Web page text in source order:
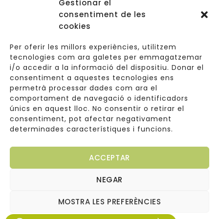
Gestionar el
consentiment de les
cookies
Per oferir les millors experiències, utilitzem
tecnologies com ara galetes per emmagatzemar
i/o accedir a la informació del dispositiu. Donar el
consentiment a aquestes tecnologies ens
permetrà processar dades com ara el
comportament de navegació o identificadors
únics en aquest lloc. No consentir o retirar el
consentiment, pot afectar negativament
determinades característiques i funcions.
ACCEPTAR
NEGAR
MOSTRA LES PREFERÈNCIES
Carrer de Valldoreix 45, 08172 Sant Cugat del Vallès
933 157 807 | 691967537
info@cuinetes.shop
Arantxaengancha